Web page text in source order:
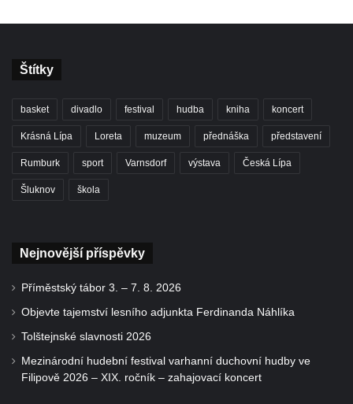
Štítky
basket divadlo festival hudba kniha koncert
Krásná Lípa Loreta muzeum přednáška představení
Rumburk sport Varnsdorf výstava Česká Lípa
Šluknov škola
Nejnovější příspěvky
Příměstský tábor 3. – 7. 8. 2026
Objevte tajemství lesního adjunkta Ferdinanda Náhlíka
Tolštejnské slavnosti 2026
Mezinárodní hudební festival varhanní duchovní hudby ve
Filipově 2026 – XIX. ročník – zahajovací koncert